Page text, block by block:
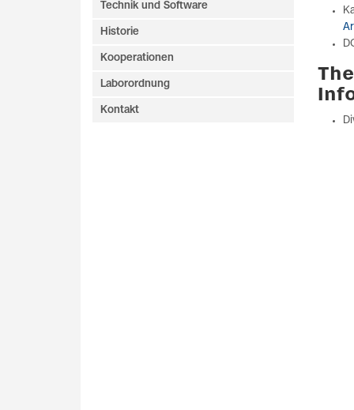
Technik und Software
Historie
Kooperationen
Laborordnung
Kontakt